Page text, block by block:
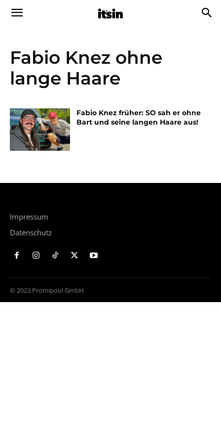
Fabio Knez ohne
lange Haare
Fabio Knez früher: SO sah er ohne
Bart und seine langen Haare aus!
Impressum
Datenschutz
© 2023 Promipool GmbH